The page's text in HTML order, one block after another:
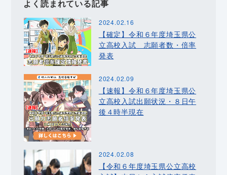
よく読まれている記事
2024.02.16
【確定】令和６年度埼玉県公
立高校入試 志願者数・倍率
発表
2024.02.09
【速報】令和６年度埼玉県公
立高校入試出願状況・８日午
後４時半現在
2024.02.08
【令和６年度埼玉県公立高校